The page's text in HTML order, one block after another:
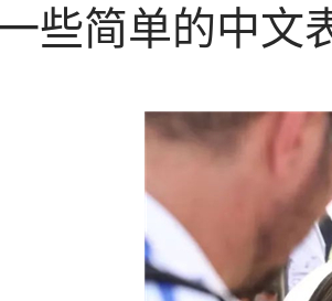
些简单的中文